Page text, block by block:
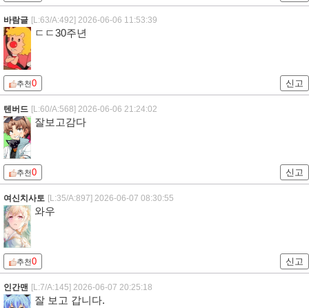
바람글 [L:63/A:492] 2026-06-06 11:53:39
ㄷㄷ30주년
추천0 신고
텐버드 [L:60/A:568] 2026-06-06 21:24:02
잘보고감다
추천0 신고
여신치사토 [L:35/A:897] 2026-06-07 08:30:55
와우
추천0 신고
인간맨 [L:7/A:145] 2026-06-07 20:25:18
잘 보고 갑니다.